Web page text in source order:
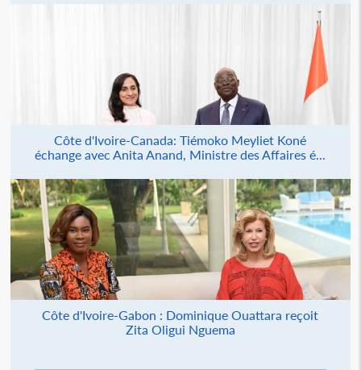
Côte d'Ivoire-Canada: Tiémoko Meyliet Koné
échange avec Anita Anand, Ministre des Affaires é...
Côte d'Ivoire-Gabon : Dominique Ouattara reçoit
Zita Oligui Nguema